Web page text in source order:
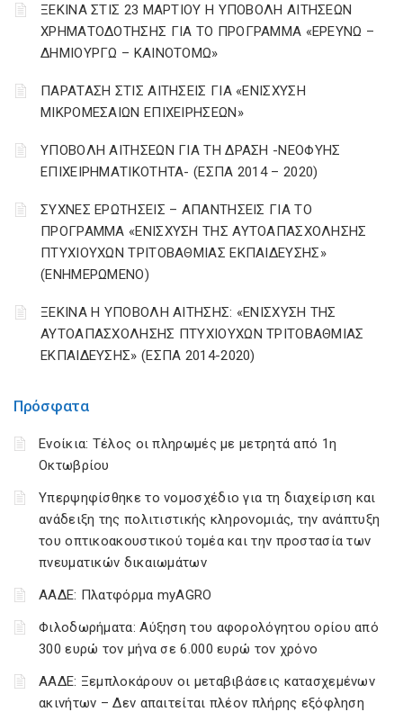
Πρόσφατα
Ενοίκια: Τέλος οι πληρωμές με μετρητά από 1η
Οκτωβρίου
Υπερψηφίσθηκε το νομοσχέδιο για τη διαχείριση και
ανάδειξη της πολιτιστικής κληρονομιάς, την ανάπτυξη
του οπτικοακουστικού τομέα και την προστασία των
πνευματικών δικαιωμάτων
ΑΑΔΕ: Πλατφόρμα myAGRO
Φιλοδωρήματα: Αύξηση του αφορολόγητου ορίου από
300 ευρώ τον μήνα σε 6.000 ευρώ τον χρόνο
ΑΑΔΕ: Ξεμπλοκάρουν οι μεταβιβάσεις κατασχεμένων
ακινήτων – Δεν απαιτείται πλέον πλήρης εξόφληση
ΞΕΚΙΝΑ ΣΤΙΣ 23 ΜΑΡΤΙΟΥ Η ΥΠΟΒΟΛΗ ΑΙΤΗΣΕΩΝ
ΧΡΗΜΑΤΟΔΟΤΗΣΗΣ ΓΙΑ ΤΟ ΠΡΟΓΡΑΜΜΑ «ΕΡΕΥΝΩ –
ΔΗΜΙΟΥΡΓΩ – ΚΑΙΝΟΤΟΜΩ»
ΠΑΡΑΤΑΣΗ ΣΤΙΣ ΑΙΤΗΣΕΙΣ ΓΙΑ «ΕΝΙΣΧΥΣΗ
ΜΙΚΡΟΜΕΣΑΙΩΝ ΕΠΙΧΕΙΡΗΣΕΩΝ»
ΥΠΟΒΟΛΗ ΑΙΤΗΣΕΩΝ ΓΙΑ ΤΗ ΔΡΑΣΗ -ΝΕΟΦΥΗΣ
ΕΠΙΧΕΙΡΗΜΑΤΙΚΟΤΗΤΑ- (ΕΣΠΑ 2014 – 2020)
ΣΥΧΝΕΣ ΕΡΩΤΗΣΕΙΣ – ΑΠΑΝΤΗΣΕΙΣ ΓΙΑ ΤΟ
ΠΡΟΓΡΑΜΜΑ «ΕΝΙΣΧΥΣΗ ΤΗΣ ΑΥΤΟΑΠΑΣΧΟΛΗΣΗΣ
ΠΤΥΧΙΟΥΧΩΝ ΤΡΙΤΟΒΑΘΜΙΑΣ ΕΚΠΑΙΔΕΥΣΗΣ»
(ΕΝΗΜΕΡΩΜΕΝΟ)
ΞΕΚΙΝΑ Η ΥΠΟΒΟΛΗ ΑΙΤΗΣΗΣ: «ΕΝΙΣΧΥΣΗ ΤΗΣ
ΑΥΤΟΑΠΑΣΧΟΛΗΣΗΣ ΠΤΥΧΙΟΥΧΩΝ ΤΡΙΤΟΒΑΘΜΙΑΣ
ΕΚΠΑΙΔΕΥΣΗΣ» (ΕΣΠΑ 2014-2020)